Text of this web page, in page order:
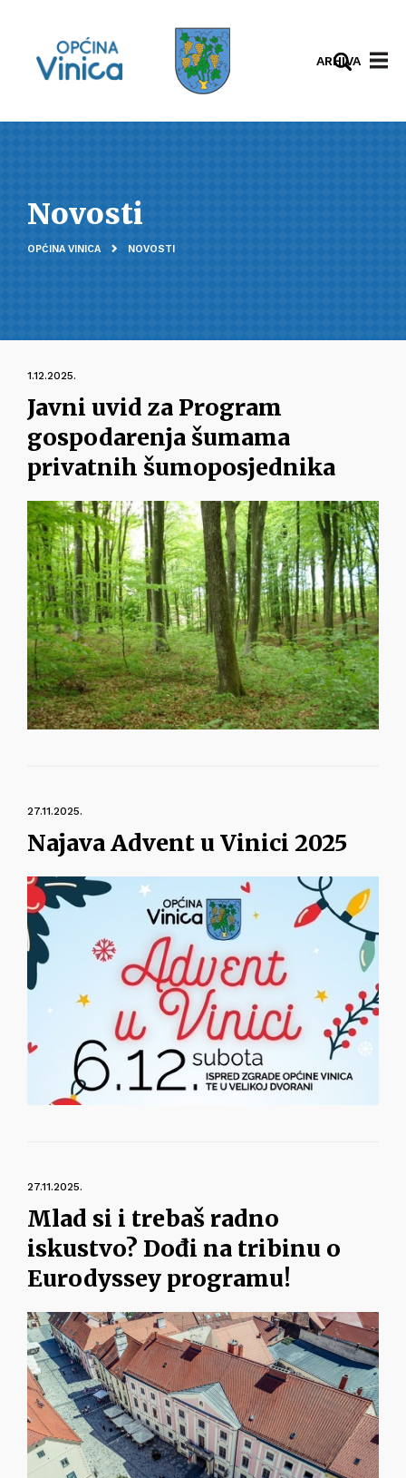
ARHIVA
Novosti
OPĆINA VINICA NOVOSTI
1.12.2025.
Javni uvid za Program
gospodarenja šumama
privatnih šumoposjednika
27.11.2025.
Najava Advent u Vinici 2025
27.11.2025.
Mlad si i trebaš radno
iskustvo? Dođi na tribinu o
Eurodyssey programu!